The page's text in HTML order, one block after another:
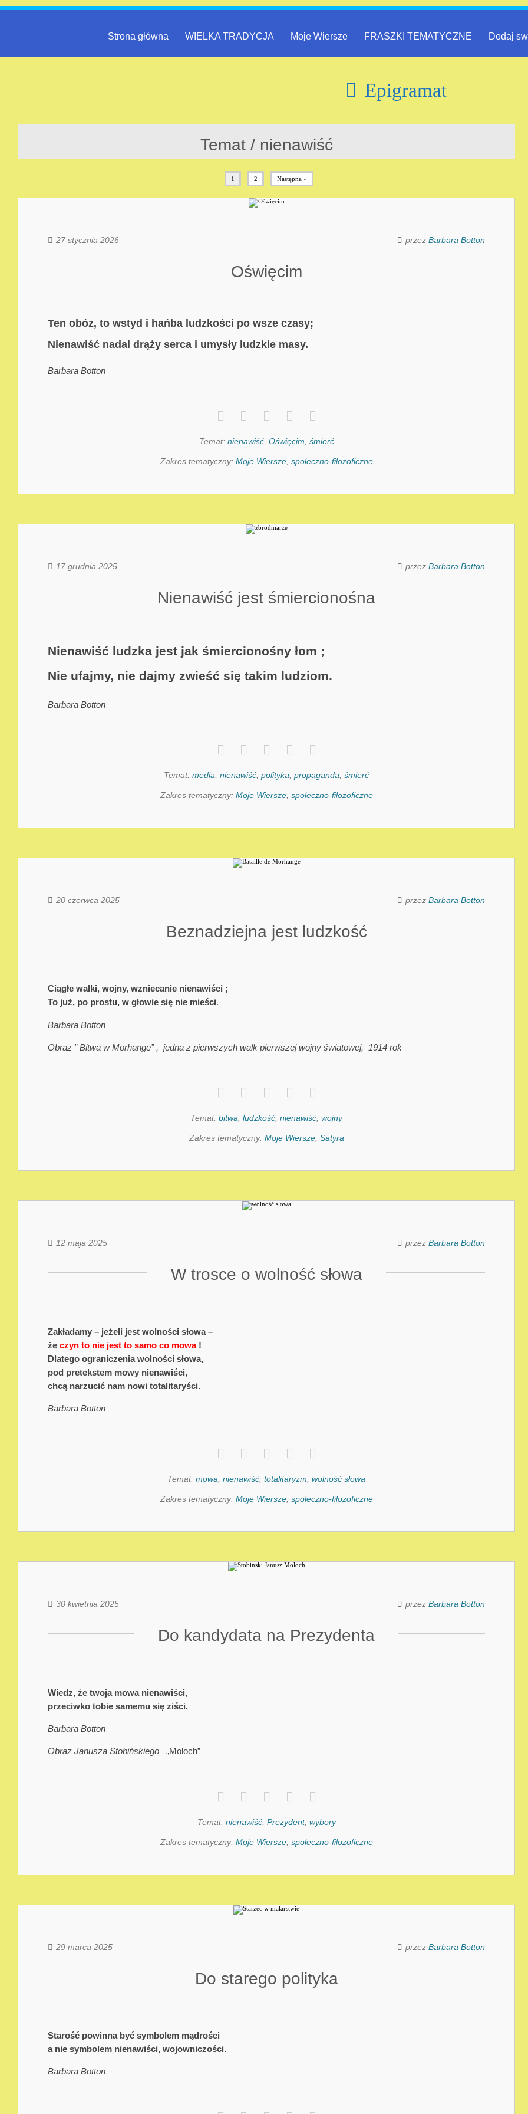
Strona główna WIELKA TRADYCJA Moje Wiersze FRASZKI TEMATYCZNE Dodaj
Epigramat
Temat / nienawiść
1 2 Następna »
27 stycznia 2026 przez Barbara Botton
Oświęcim
Ten obóz, to wstyd i hańba ludzkości po wsze czasy;
Nienawiść nadal drąży serca i umysły ludzkie masy.
Barbara Botton
Temat: nienawiść, Oświęcim, śmierć
Zakres tematyczny: Moje Wiersze, społeczno-filozoficzne
17 grudnia 2025 przez Barbara Botton
Nienawiść jest śmiercionośna
Nienawiść ludzka jest jak śmiercionośny łom ;
Nie ufajmy, nie dajmy zwieść się takim ludziom.
Barbara Botton
Temat: media nienawiść polityka propaganda śmierć
Zakres tematyczny: Moje Wiersze, społeczno-filozoficzne
20 czerwca 2025 przez Barbara Botton
Beznadziejna jest ludzkość
Ciągłe walki, wojny, wzniecanie nienawiści ;
To już, po prostu, w głowie się nie mieści.
Barbara Botton
Obraz ” Bitwa w Morhange” , jedna z pierwszych walk pierwszej wojny światowej, 1914 rok
Temat: bitwa, ludzkość, nienawiść, wojny
Zakres tematyczny: Moje Wiersze, Satyra
12 maja 2025 przez Barbara Botton
W trosce o wolność słowa
Zakładamy – jeżeli jest wolności słowa –
że czyn to nie jest to samo co mowa!
Dlatego ograniczenia wolności słowa,
pod pretekstem mowy nienawiści,
chcą narzucić nam nowi totalitaryści.
Barbara Botton
Temat: mowa, nienawiść, totalitaryzm, wolność słowa
Zakres tematyczny: Moje Wiersze, społeczno-filozoficzne
30 kwietnia 2025 przez Barbara Botton
Do kandydata na Prezydenta
Wiedz, że twoja mowa nienawiści,
przeciwko tobie samemu się ziści.
Barbara Botton
Obraz Janusza Stobińskiego „Moloch”
Temat: nienawiść, Prezydent, wybory
Zakres tematyczny: Moje Wiersze, społeczno-filozoficzne
29 marca 2025 przez Barbara Botton
Do starego polityka
Starość powinna być symbolem mądrości
a nie symbolem nienawiści, wojowniczości.
Barbara Botton